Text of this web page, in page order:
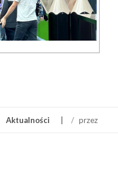
Aktualności / przez